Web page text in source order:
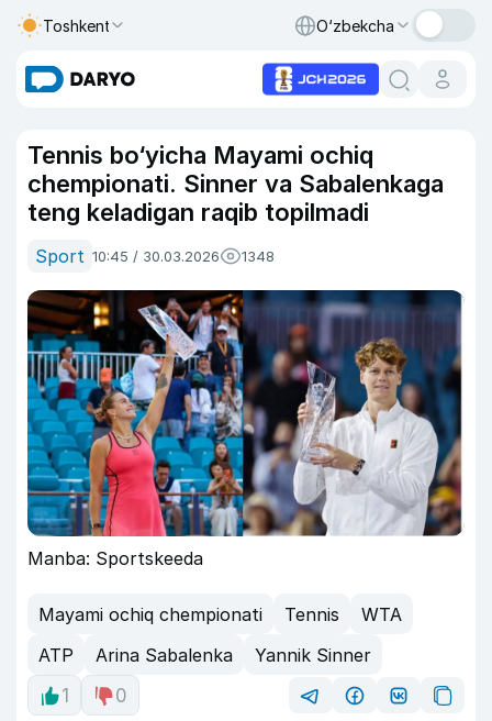
Toshkent O‘zbekcha
Tennis bo‘yicha Mayami ochiq
chempionati. Sinner va Sabalenkaga
teng keladigan raqib topilmadi
Sport 10:45 / 30.03.2026 1348
Manba: Sportskeeda
Mayami ochiq chempionati Tennis
WTA
ATP
Arina Sabalenka
Yannik Sinner
1
0